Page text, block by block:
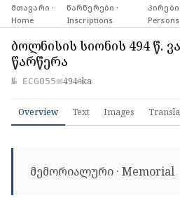
მთავარი ·
Home
·წარწერები ·
Inscriptions
·პირები
Persons
ბოლნისის სიონის 494 წ.
წარწერა
№ ECG055📅494🌐ka
Overview Text Images
მემორიალური · Memorial